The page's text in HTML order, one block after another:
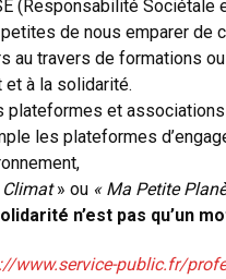
(Responsabilité Sociétale
de nous emparer de
au travers de formations
et à la solidarité.
plateformes et
les plateformes
Climat» ou « Ma Petite
n’est pas qu’un
www.service-public.fr/